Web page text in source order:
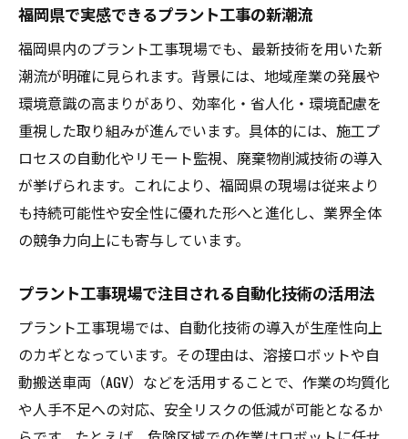
プラント工事における作業効率アップの秘
訣
最先端設備を使ったプラント工事の実践例
福岡県の現場で役立つプラント工事効率化
福岡県におけるプラント工事最新動向
福岡県のプラント工事で注目される最新動
向
プラント工事現場に広がる新しい技術活用
法
地域企業と連携したプラント工事の最新事
例
福岡県で広がるプラント工事の革新ポイン
福岡県で実感できるプラント工事の新潮流
福岡県内のプラント工事現場でも、最新技術を用いた新
潮流が明確に見られます。背景には、地域産業の発展や
環境意識の高まりがあり、効率化・省人化・環境配慮を
重視した取り組みが進んでいます。具体的には、施工プ
ロセスの自動化やリモート監視、廃棄物削減技術の導入
が挙げられます。これにより、福岡県の現場は従来より
も持続可能性や安全性に優れた形へと進化し、業界全体
の競争力向上にも寄与しています。
プラント工事現場で注目される自動化技術の活用法
プラント工事現場では、自動化技術の導入が生産性向上
のカギとなっています。その理由は、溶接ロボットや自
動搬送車両（AGV）などを活用することで、作業の均質化
や人手不足への対応、安全リスクの低減が可能となるか